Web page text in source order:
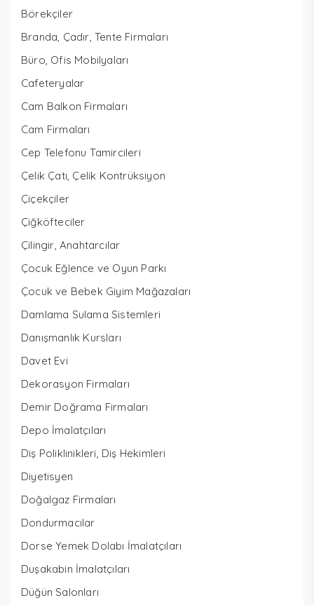
Börekçiler
Branda, Çadır, Tente Firmaları
Büro, Ofis Mobilyaları
Cafeteryalar
Cam Balkon Firmaları
Cam Firmaları
Cep Telefonu Tamircileri
Çelik Çatı, Çelik Kontrüksiyon
Çiçekçiler
Çiğköfteciler
Çilingir, Anahtarcılar
Çocuk Eğlence ve Oyun Parkı
Çocuk ve Bebek Giyim Mağazaları
Damlama Sulama Sistemleri
Danışmanlık Kursları
Davet Evi
Dekorasyon Firmaları
Demir Doğrama Firmaları
Depo İmalatçıları
Diş Poliklinikleri, Diş Hekimleri
Diyetisyen
Doğalgaz Firmaları
Dondurmacılar
Dorse Yemek Dolabı İmalatçıları
Duşakabin İmalatçıları
Düğün Salonları